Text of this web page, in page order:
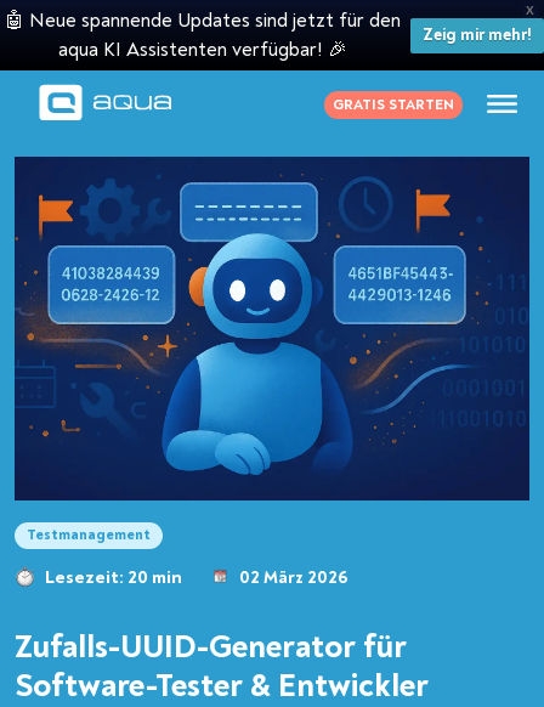
X
🤖 Neue spannende Updates sind jetzt für den
aqua KI Assistenten verfügbar! 🎉
Zeig mir mehr!
GRATIS STARTEN
Testmanagement
Lesezeit: 20 min 02 März 2026
Zufalls-UUID-Generator für
Software-Tester & Entwickler